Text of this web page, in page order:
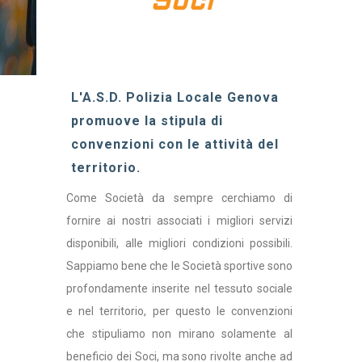
L'A.S.D. Polizia Locale Genova
promuove la stipula di
convenzioni con le attività del
territorio.
Come Società da sempre cerchiamo di
fornire ai nostri associati i migliori servizi
disponibili, alle migliori condizioni possibili.
Sappiamo bene che le Società sportive sono
profondamente inserite nel tessuto sociale
e nel territorio, per questo le convenzioni
che stipuliamo non mirano solamente al
beneficio dei Soci, ma sono rivolte anche ad